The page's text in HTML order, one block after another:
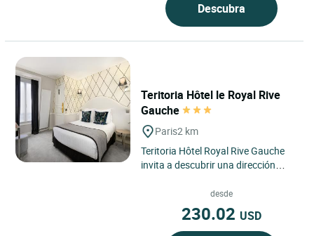
Descubra
Teritoria Hôtel le Royal Rive
Gauche
Paris2 km
Teritoria Hôtel Royal Rive Gauche
invita a descubrir una dirección
desde
230.02 USD